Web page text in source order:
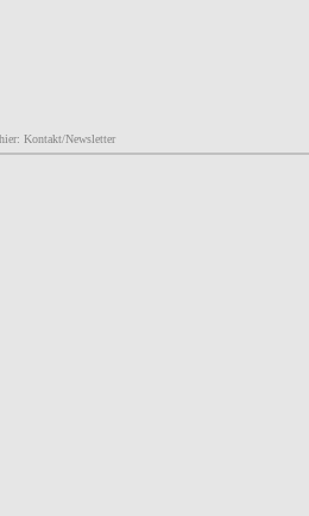
Kontakt/Newsletter